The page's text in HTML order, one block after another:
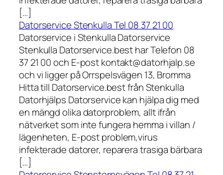
[…]
Datorservice Stenkulla Tel 08 37 21 00
Datorservice i Stenkulla Datorservice
Stenkulla Datorservice.best har Telefon 08
37 21 00 och E-post kontakt@datorhjalp.se
och vi ligger på Orrspelsvägen 13, Bromma
Hitta till Datorservice.best från Stenkulla
Datorhjälps Datorservice kan hjälpa dig med
en mängd olika datorproblem, allt ifrån
nätverket som inte fungera hemma i villan /
lägenheten, E-post problem,virus
infekterade datorer, reparera trasiga bärbara
[…]